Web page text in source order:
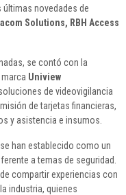
novedades de
Solutions, RBH Access
se contó con la
Uniview
de videovigilancia
de tarjetas financieras,
y asistencia e insumos.
han establecido como un
a temas de seguridad.
compartir experiencias con
industria, quienes